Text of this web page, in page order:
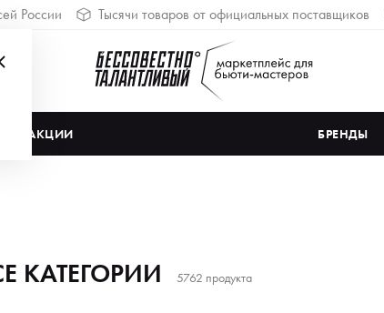
России Тысячи товаров от официальных поставщиков
АКЦИИ БРЕНДЫ
КАТЕГОРИИ 5762 продукта